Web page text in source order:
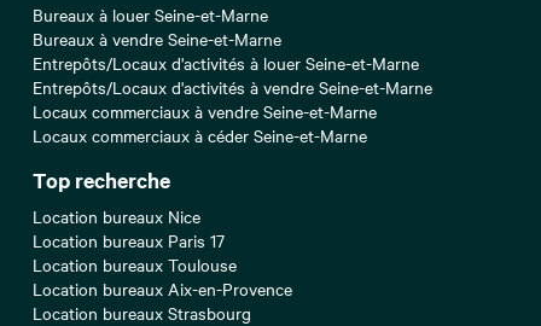
Bureaux à louer Seine-et-Marne
Bureaux à vendre Seine-et-Marne
Entrepôts/Locaux d'activités à louer Seine-et-Marne
Entrepôts/Locaux d'activités à vendre Seine-et-Marne
Locaux commerciaux à vendre Seine-et-Marne
Locaux commerciaux à céder Seine-et-Marne
Top recherche
Location bureaux Nice
Location bureaux Paris 17
Location bureaux Toulouse
Location bureaux Aix-en-Provence
Location bureaux Strasbourg